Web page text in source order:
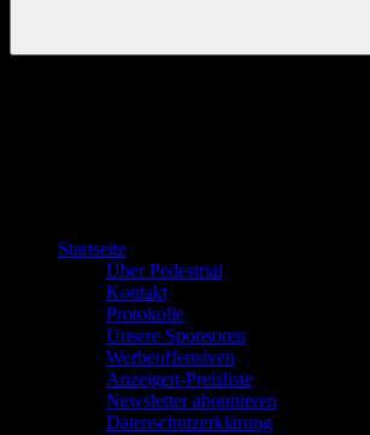
Startseite
Über Pedestrial
Kontakt
Protokolle
Unsere Sponsoren
Werbeoffensiven
Anzeigen-Preisliste
Newsletter abonnieren
Datenschutzerklärung